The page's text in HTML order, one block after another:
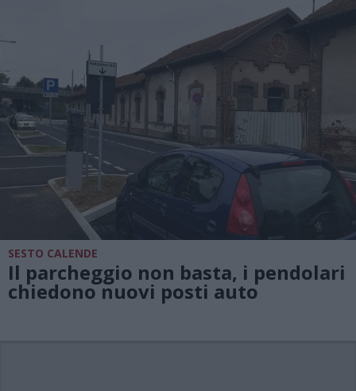
SESTO CALENDE
Il parcheggio non basta, i pendolari
chiedono nuovi posti auto